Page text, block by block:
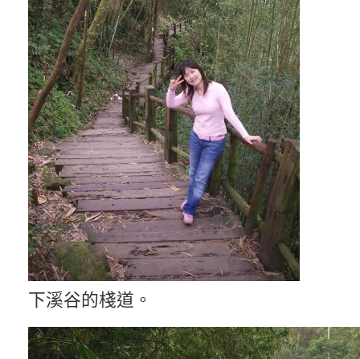
下溪谷的棧道。